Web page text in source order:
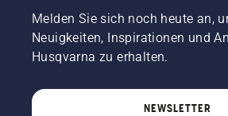
Melden Sie sich noch heute an,
Neuigkeiten, Inspirationen und
Husqvarna zu erhalten.
NEWSLETTER